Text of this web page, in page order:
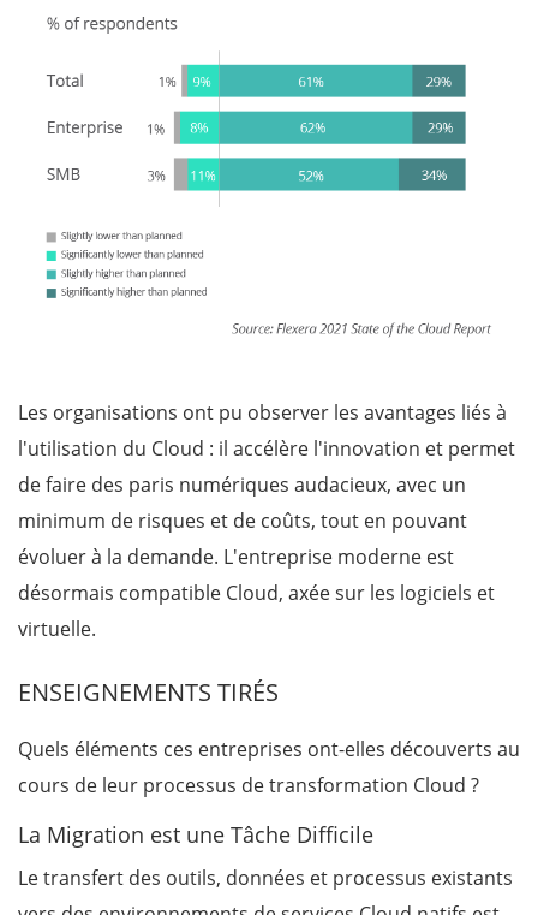
Les organisations ont pu observer les avantages liés à
l'utilisation du Cloud : il accélère l'innovation et permet
de faire des paris numériques audacieux, avec un
minimum de risques et de coûts, tout en pouvant
évoluer à la demande. L'entreprise moderne est
désormais compatible Cloud, axée sur les logiciels et
virtuelle.
ENSEIGNEMENTS TIRÉS
Quels éléments ces entreprises ont-elles découverts au
cours de leur processus de transformation Cloud ?
La Migration est une Tâche Difficile
Le transfert des outils, données et processus existants